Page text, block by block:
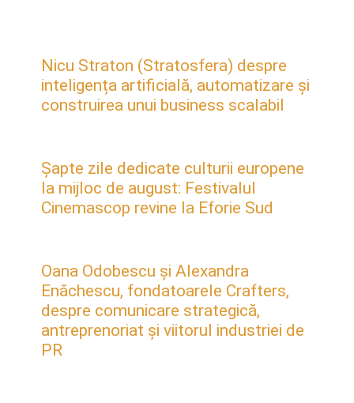
Nicu Straton (Stratosfera) despre
inteligența artificială, automatizare și
construirea unui business scalabil
Șapte zile dedicate culturii europene
la mijloc de august: Festivalul
Cinemascop revine la Eforie Sud
Oana Odobescu și Alexandra
Enăchescu, fondatoarele Crafters,
despre comunicare strategică,
antreprenoriat și viitorul industriei de
PR